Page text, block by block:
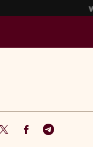
Twitter FacebookTelegram